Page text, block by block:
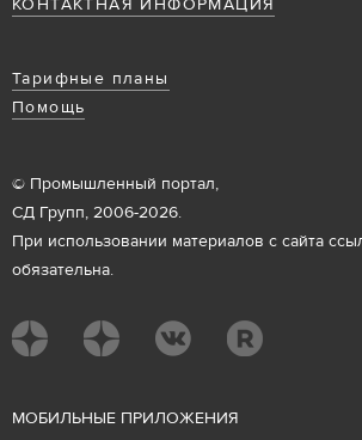
КОНТАКТНАЯ ИНФОРМАЦИЯ
Тарифные планы
Помощь
© Промышленный портал,
СД Групп, 2006-2026.
При использовании материалов с сайта
обязательна.
МОБИЛЬНЫЕ ПРИЛОЖЕНИЯ